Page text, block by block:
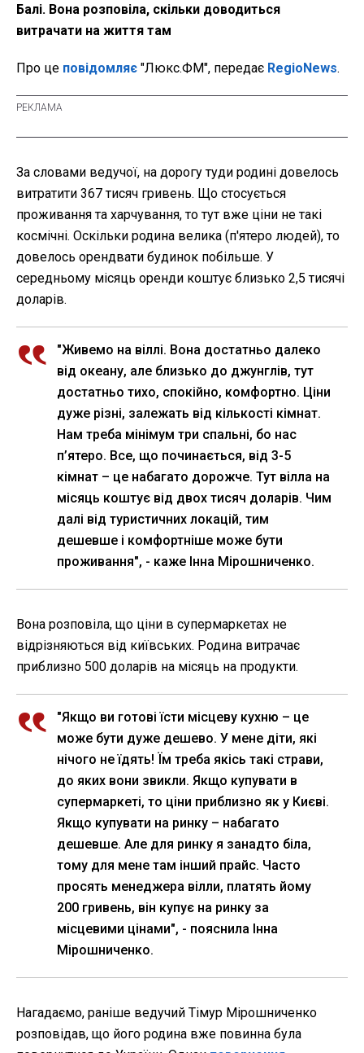
Балі. Вона розповіла, скільки доводиться
витрачати на життя там
Про це повідомляє "Люкс.ФМ", передає RegioNews.
За словами ведучої, на дорогу туди родині довелось
витратити 367 тисяч гривень. Що стосується
проживання та харчування, то тут вже ціни не такі
космічні. Оскільки родина велика (п'ятеро людей), то
довелось орендвати будинок побільше. У
середньому місяць оренди коштує близько 2,5 тисячі
доларів.
"Живемо на віллі. Вона достатньо далеко
від океану, але близько до джунглів, тут
достатньо тихо, спокійно, комфортно. Ціни
дуже різні, залежать від кількості кімнат.
Нам треба мінімум три спальні, бо нас
п’ятеро. Все, що починається, від 3-5
кімнат – це набагато дорожче. Тут вілла на
місяць коштує від двох тисяч доларів. Чим
далі від туристичних локацій, тим
дешевше і комфортніше може бути
проживання", - каже Інна Мірошниченко.
Вона розповіла, що ціни в супермаркетах не
відрізняються від київських. Родина витрачає
приблизно 500 доларів на місяць на продукти.
"Якщо ви готові їсти місцеву кухню – це
може бути дуже дешево. У мене діти, які
нічого не їдять! Їм треба якісь такі страви,
до яких вони звикли. Якщо купувати в
супермаркеті, то ціни приблизно як у Києві.
Якщо купувати на ринку – набагато
дешевше. Але для ринку я занадто біла,
тому для мене там інший прайс. Часто
просять менеджера вілли, платять йому
200 гривень, він купує на ринку за
місцевими цінами", - пояснила Інна
Мірошниченко.
Нагадаємо, раніше ведучий Тімур Мірошниченко
розповідав, що його родина вже повинна була